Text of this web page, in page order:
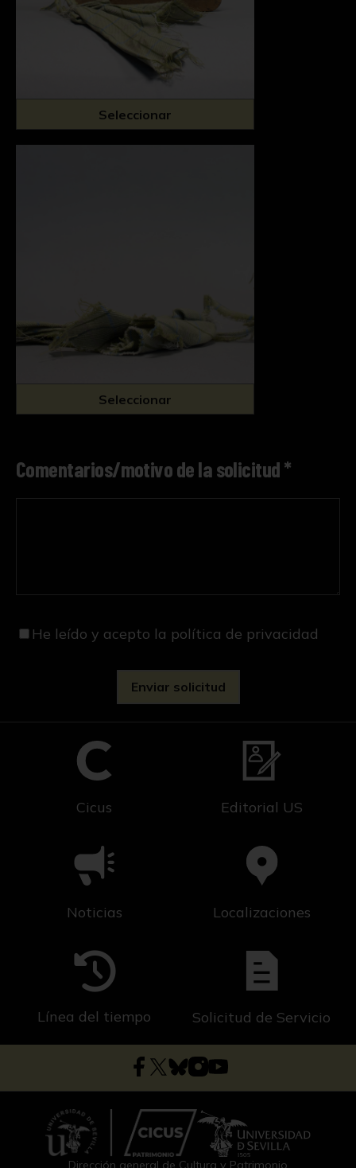
Seleccionar
Seleccionar
Comentarios/motivo de la solicitud *
He leído y acepto la política de privacidad
Cicus Editorial US
Noticias Localizaciones
Línea del tiempo Solicitud de Servicio
Dirección general de Cultura y Patrimonio